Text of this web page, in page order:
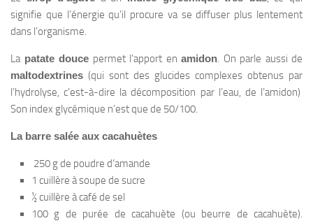
signifie que l’énergie qu’il procure va se diffuser plus lentement
dans l’organisme.
La patate douce permet l’apport en amidon. On parle aussi de
maltodextrines (qui sont des glucides complexes obtenus par
l’hydrolyse, c’est-à-dire la décomposition par l’eau, de l’amidon)
Son index glycémique n’est que de 50/100.
La barre salée aux cacahuètes
250 g de poudre d’amande
1 cuillère à soupe de sucre
½ cuillère à café de sel
100 g de purée de cacahuète (ou beurre de cacahuète).